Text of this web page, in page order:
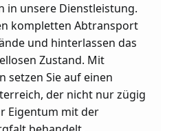
in unsere Dienstleistung.
kompletten Abtransport
und hinterlassen das
Zustand. Mit
setzen Sie auf einen
der nicht nur zügig
Eigentum mit der